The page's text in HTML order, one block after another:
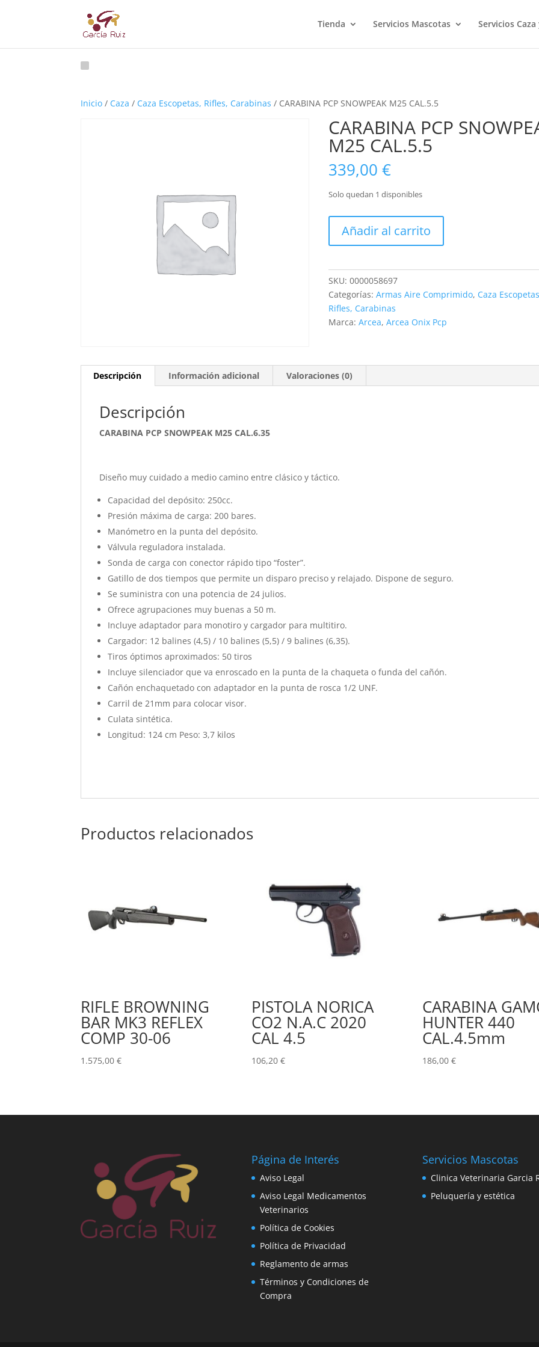
Tienda Servicios Mascotas Servicios Caza
Inicio / Caza / Caza Escopetas, Rifles, Carabinas / CARABINA PCP SNOWPEAK M25 CAL.5.5
CARABINA PCP
M25 CAL.5.5
339,00€
Solo quedan 1 disponibles
PCP
SNOWPEAK
CAL.5.5
cantidad
Añadir al carrito
SKU:0000058697
Categorías:Armas Aire Comprimido, Caza
Rifles, Carabinas
Marca:Arcea,Arcea Onix Pcp
Descripción Información adicional Valoraciones (0)
Descripción
CARABINA PCP SNOWPEAK M25 CAL.6.35
Diseño muy cuidado a medio camino entre clásico y táctico.
Capacidad del depósito: 250cc.
Presión máxima de carga: 200 bares.
Manómetro en la punta del depósito.
Válvula reguladora instalada.
Sonda de carga con conector rápido tipo “foster”.
Gatillo de dos tiempos que permite un disparo preciso y relajado. Dispone de seguro.
Se suministra con una potencia de 24 julios.
Ofrece agrupaciones muy buenas a 50 m.
Incluye adaptador para monotiro y cargador para multitiro.
Cargador: 12 balines (4,5) / 10 balines (5,5) / 9 balines (6,35).
Tiros óptimos aproximados: 50 tiros
Incluye silenciador que va enroscado en la punta de la chaqueta o funda del cañón.
Cañón enchaquetado con adaptador en la punta de rosca 1/2 UNF.
Carril de 21mm para colocar visor.
Culata sintética.
Longitud: 124 cm Peso: 3,7 kilos
Productos relacionados
RIFLE BROWNING
BAR MK3 REFLEX
COMP 30-06
1.575,00€
PISTOLA NORICA
CO2 N.A.C 2020
CAL 4.5
106,20 €
CARABINA
HUNTER 440
CAL.4.5mm
186,00 €
Página de Interés
Aviso Legal
Aviso Legal Medicamentos
Veterinarios
Política de Cookies
Política de Privacidad
Reglamento de armas
Términos y Condiciones de
Compra
Servicios Mascotas
Clinica Veterinaria Garcia
Peluquería y estética